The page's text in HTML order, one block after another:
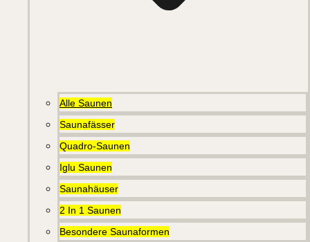
Alle Saunen
Saunafässer
Quadro-Saunen
Iglu Saunen
Saunahäuser
2 In 1 Saunen
Besondere Saunaformen